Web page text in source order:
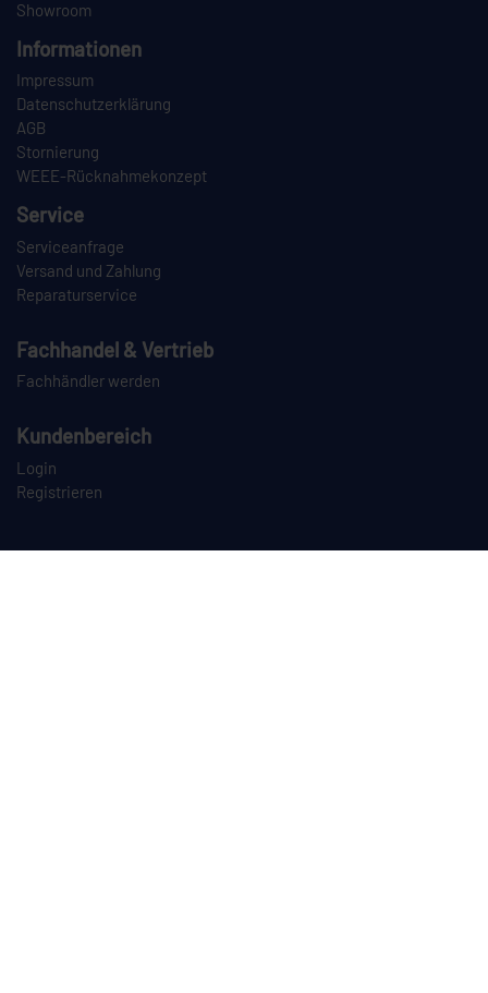
Showroom
Informationen
Impressum
Datenschutzerklärung
AGB
Stornierung
WEEE-Rücknahmekonzept
Service
Serviceanfrage
Versand und Zahlung
Reparaturservice
Fachhandel & Vertrieb
Fachhändler werden
Kundenbereich
Login
Registrieren